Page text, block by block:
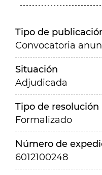
Tipo de
Convocatoria
Situación
Adjudicada
Tipo de resolución
Formalizado
Número de
6012100248